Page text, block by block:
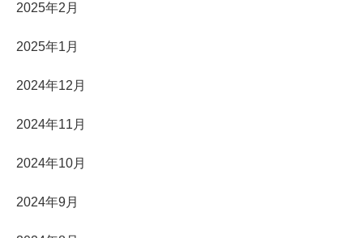
2025年2月
2025年1月
2024年12月
2024年11月
2024年10月
2024年9月